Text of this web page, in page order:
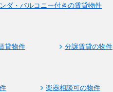
ダ・バルコニー付きの賃貸物件
貸物件
分譲賃貸の物件
楽器相談可の物件